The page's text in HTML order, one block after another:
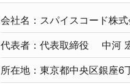
会社名：スパイスコード株式
代表者：代表取締役 中河
所在地：東京都中央区銀座6